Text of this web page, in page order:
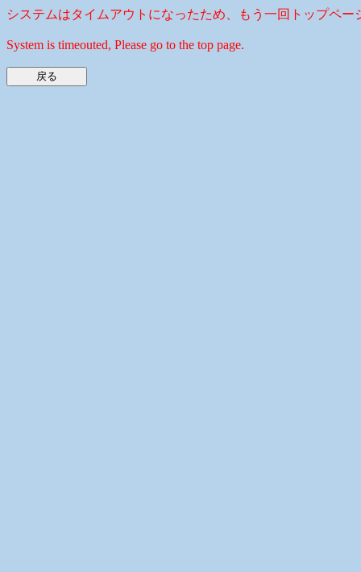
システムはタイムアウトになったため、もう一回トップペー
System is timeouted, Please go to the top page.